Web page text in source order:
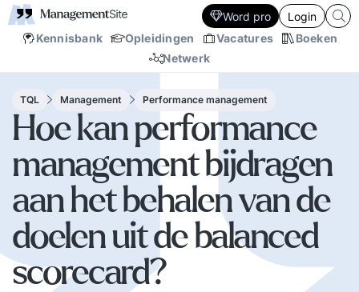
Kennisbank Opleidingen Vacatures
Boeken
Netwerk
Word pro Login
TQL Management Performance management
Hoe kan performance
management bijdragen
aan het behalen van de
doelen uit de balanced
scorecard?